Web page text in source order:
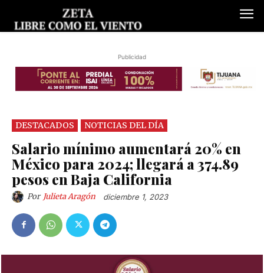
Publicidad
DESTACADOS NOTICIAS DEL DÍA
Salario mínimo aumentará 20% en
México para 2024; llegará a 374.89
pesos en Baja California
Por Julieta Aragón diciembre 1, 2023